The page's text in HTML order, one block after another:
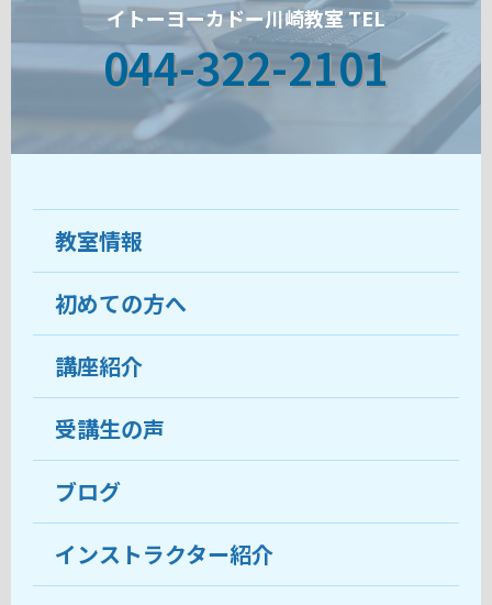
イトーヨーカドー川崎教室 TEL
044-322-2101
教室情報
教室について
受講生の声
おすすめ・人気の講座
目的から講座を探す
教室ブログ
初めての方へ
ココがおすすめ
料金
受講までの流れ
よくあるご質問
講座紹介
受講生の声
ブログ
インストラクター紹介